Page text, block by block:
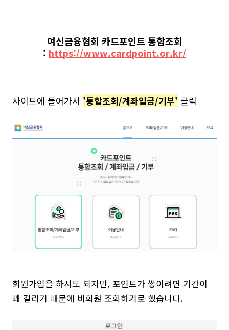
여신금융협회 카드포인트 통합조회
: https://www.cardpoint.or.kr/
사이트에 들어가서 '통합조회/계좌입금/기부' 클릭
회원가입을 하셔도 되지만, 포인트가 쌓이려면 기간이
꽤 걸리기 때문에 비회원 조회하기로 했습니다.